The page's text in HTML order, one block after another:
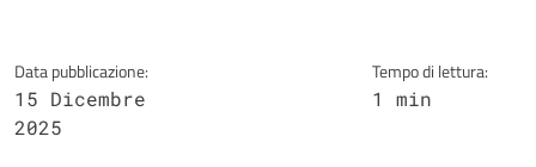
Data pubblicazione:
15 Dicembre
2025
Tempo di lettura:
1 min